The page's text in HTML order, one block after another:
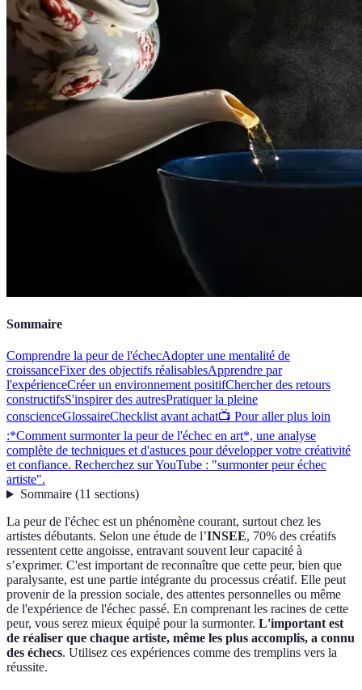
Sommaire
Comprendre la peur de l'échecAdopter une mentalité de
croissanceFixer des objectifs réalisablesApprendre par
l'expérienceCréer un environnement positifChercher des retours
constructifsS'inspirer des autresPratiquer la pleine
conscienceGlossaireChecklist avant achat📺 Pour aller plus loin
:*Comment surmonter la peur de l'échec en art*, une analyse
complète de techniques et d'astuces pour développer votre créativité
et confiance. Recherchez sur YouTube : "surmonter peur échec
artiste".
Sommaire(11 sections)
La peur de l'échec est un phénomène courant, surtout chez les
artistes débutants. Selon une étude de l’INSEE, 70% des créatifs
ressentent cette angoisse, entravant souvent leur capacité à
s’exprimer. C'est important de reconnaître que cette peur, bien que
paralysante, est une partie intégrante du processus créatif. Elle peut
provenir de la pression sociale, des attentes personnelles ou même
de l'expérience de l'échec passé. En comprenant les racines de cette
peur, vous serez mieux équipé pour la surmonter. L'important est
de réaliser que chaque artiste, même les plus accomplis, a connu
des échecs. Utilisez ces expériences comme des tremplins vers la
réussite.